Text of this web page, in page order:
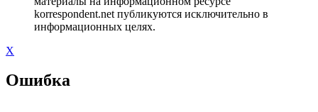
korrespondent.net публикуются исключительно в
информационных целях.
X
Ошибка